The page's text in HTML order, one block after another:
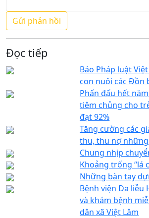
Đọc tiếp
Báo Pháp luật
con nuôi các Đồn
Phấn đấu hết
tiêm chủng cho
đạt 92%
Tăng cường các
thu, thu nợ
Chung nhịp
Khoảng trống “lá
Những bàn tay
Bệnh viện Da liễu
và khám bệnh
dân xã Việt Lâm